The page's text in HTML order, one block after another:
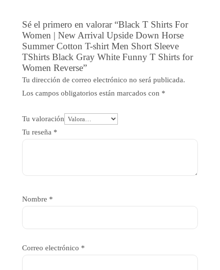
Sé el primero en valorar “Black T Shirts For
Women | New Arrival Upside Down Horse
Summer Cotton T-shirt Men Short Sleeve
TShirts Black Gray White Funny T Shirts for
Women Reverse”
Tu dirección de correo electrónico no será publicada.
Los campos obligatorios están marcados con *
Tu valoración
Tu reseña *
Nombre *
Correo electrónico *